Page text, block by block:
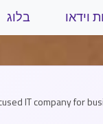
וידאו בלוג
IT company for